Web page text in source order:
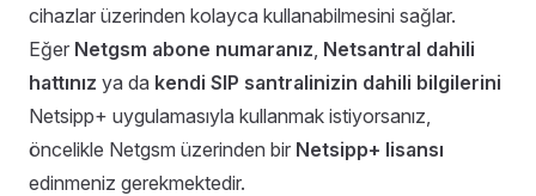
cihazlar üzerinden kolayca kullanabilmesini sağlar.
Eğer Netgsm abone numaranız, Netsantral dahili
hattınız ya da kendi SIP santralinizin dahili bilgilerini
Netsipp+ uygulamasıyla kullanmak istiyorsanız,
öncelikle Netgsm üzerinden bir Netsipp+ lisansı
edinmeniz gerekmektedir.